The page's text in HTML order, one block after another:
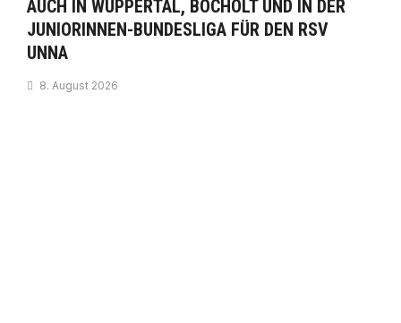
AUCH IN WUPPERTAL, BOCHOLT UND IN DER
JUNIORINNEN-BUNDESLIGA FÜR DEN RSV
UNNA
8. August 2026